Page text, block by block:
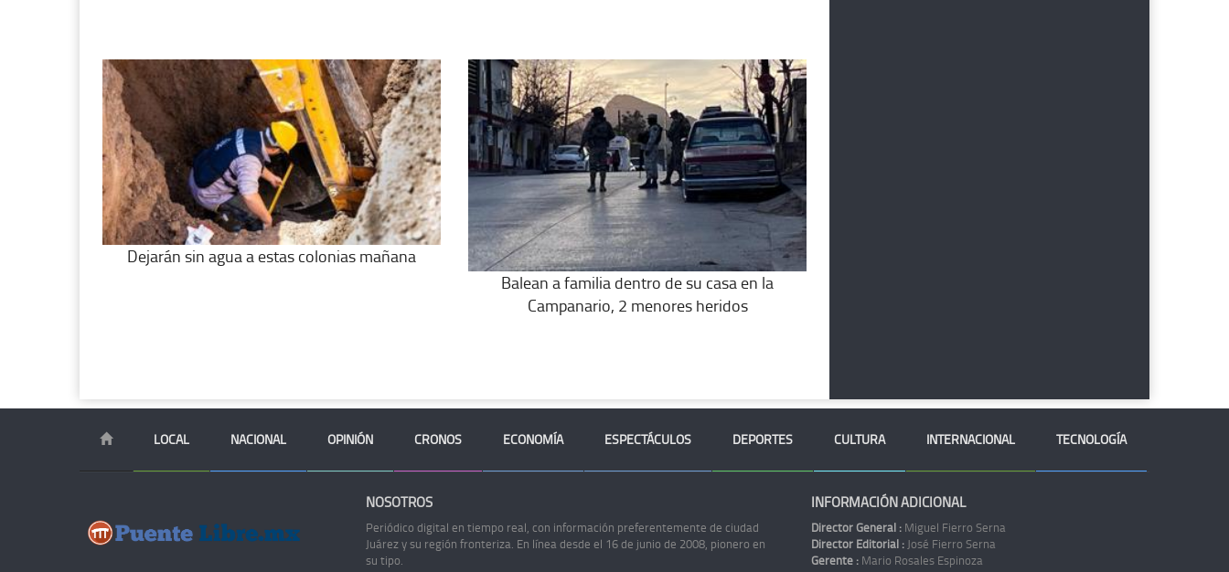
Dejarán sin agua a estas colonias mañana
Balean a familia dentro de su casa en la
Campanario, 2 menores heridos
LOCAL NACIONAL OPINIÓN CRONOS ECONOMÍA ESPECTÁCULOS DEPORTES CULTURA INTERNACIONAL TECNOLOGÍA
NOSOTROS
Periódico digital en tiempo real, con información preferentemente de ciudad
Juárez y su región fronteriza. En línea desde el 16 de junio de 2008, pionero en
su tipo.
INFORMACIÓN ADICIONAL
Director General : Miguel Fierro Serna
Director Editorial : José Fierro Serna
Gerente : Mario Rosales Espinoza